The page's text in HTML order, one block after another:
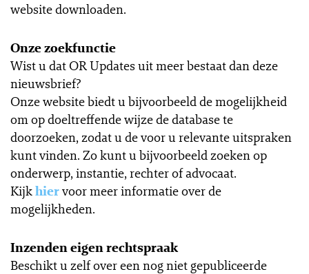
website downloaden.
Onze zoekfunctie
Wist u dat OR Updates uit meer bestaat dan deze
nieuwsbrief?
Onze website biedt u bijvoorbeeld de mogelijkheid
om op doeltreffende wijze de database te
doorzoeken, zodat u de voor u relevante uitspraken
kunt vinden. Zo kunt u bijvoorbeeld zoeken op
onderwerp, instantie, rechter of advocaat.
Kijkhiervoor meer informatie over de
mogelijkheden.
Inzenden eigen rechtspraak
Beschikt u zelf over een nog niet gepubliceerde